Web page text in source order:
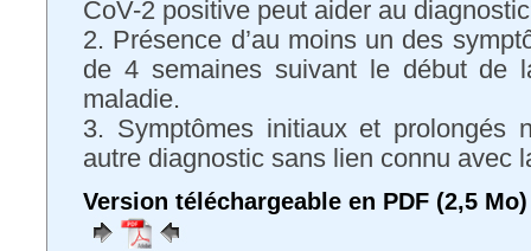
CoV-2 positive peut aider au
2. Présence d’au moins un des
de 4 semaines suivant le début de
maladie.
3. Symptômes initiaux et prolongés
autre diagnostic sans lien connu avec
Version téléchargeable en PDF (2,5 Mo)